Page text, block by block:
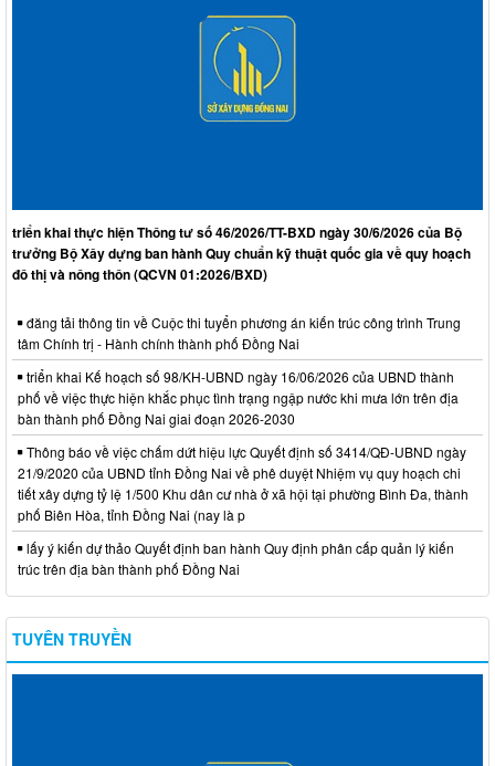
triển khai thực hiện Thông tư số 46/2026/TT-BXD ngày 30/6/2026 của Bộ
trưởng Bộ Xây dựng ban hành Quy chuẩn kỹ thuật quốc gia về quy hoạch
đô thị và nông thôn (QCVN 01:2026/BXD)
đăng tải thông tin về Cuộc thi tuyển phương án kiến trúc công trình Trung
tâm Chính trị - Hành chính thành phố Đồng Nai
triển khai Kế hoạch số 98/KH-UBND ngày 16/06/2026 của UBND thành
phố về việc thực hiện khắc phục tình trạng ngập nước khi mưa lớn trên địa
bàn thành phố Đồng Nai giai đoạn 2026-2030
Thông báo về việc chấm dứt hiệu lực Quyết định số 3414/QĐ-UBND ngày
21/9/2020 của UBND tỉnh Đồng Nai về phê duyệt Nhiệm vụ quy hoạch chi
tiết xây dựng tỷ lệ 1/500 Khu dân cư nhà ở xã hội tại phường Bình Đa, thành
phố Biên Hòa, tỉnh Đồng Nai (nay là p
lấy ý kiến dự thảo Quyết định ban hành Quy định phân cấp quản lý kiến
trúc trên địa bàn thành phố Đồng Nai
TUYÊN TRUYỀN